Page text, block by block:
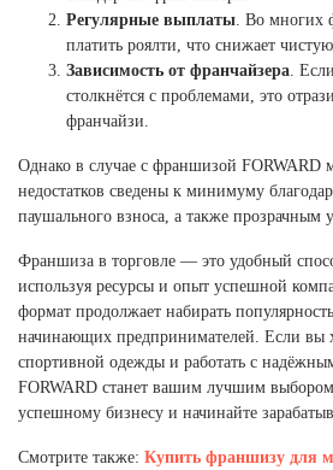
Регулярные выплаты. Во многих
платить роялти, что снижает
Зависимость от франчайзера.
столкнётся с проблемами, это
франчайзи.
Однако в случае с франшизой FORWARD
недостатков сведены к минимуму
паушального взноса, а также прозрачным
Франшиза в торговле — это удобный
используя ресурсы и опыт успешной
формат продолжает набирать
начинающих предпринимателей. Если вы
спортивной одежды и работать с
FORWARD станет вашим лучшим
успешному бизнесу и начинайте
Смотрите также: Купить франшизу для